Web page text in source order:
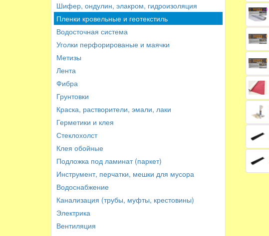
Шифер, ондулин, элакром, гидроизоляция
Пленки кровельные и геотекстиль
Водосточная система
Уголки перфорированые и маячки
Метизы
Лента
Фибра
Грунтовки
Краска, растворители, эмали, лаки
Герметики и клея
Стеклохолст
Клея обойные
Подложка под ламинат (паркет)
Инструмент, перчатки, мешки для мусора
Водоснабжение
Канализация (трубы, муфты, крестовины)
Электрика
Вентиляция